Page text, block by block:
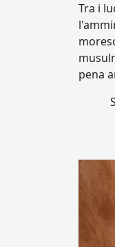
Tra i
pena